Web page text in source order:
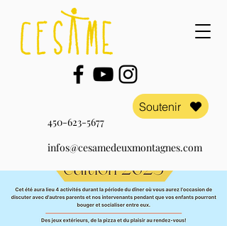
Soutenir
450-623-5677
infos@cesamedeuxmontagnes.com